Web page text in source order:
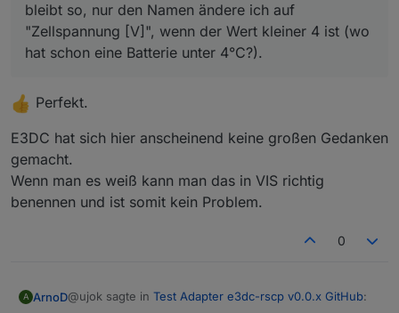
bleibt so, nur den Namen ändere ich auf
"Zellspannung [V]", wenn der Wert kleiner 4 ist (wo
hat schon eine Batterie unter 4°C?).
Perfekt.
E3DC hat sich hier anscheinend keine großen Gedanken
gemacht.
Wenn man es weiß kann man das in VIS richtig
benennen und ist somit kein Problem.
0
A ArnoD@ujok sagte in Test Adapter e3dc-rscp v0.0.x GitHub: